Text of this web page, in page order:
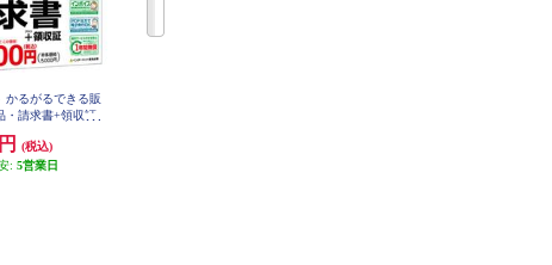
かるがるできる販
・請求書+領収証
(税込)
: 5営業日